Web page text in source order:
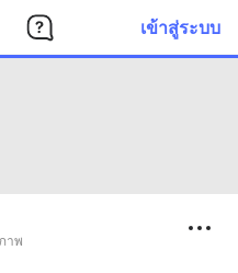
เข้าสู่ระบบ
าพ